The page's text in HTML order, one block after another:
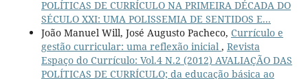
POLÍTICAS DE CURRÍCULO NA PRIMEIRA DÉCADA DO
SÉCULO XXI: UMA POLISSEMIA DE SENTIDOS E...
João Manuel Will, José Augusto Pacheco, Currículo e
gestão curricular: uma reflexão inicial , Revista
Espaço do Currículo: Vol.4 N.2 (2012) AVALIAÇÃO DAS
POLÍTICAS DE CURRÍCULO; da educação básica ao